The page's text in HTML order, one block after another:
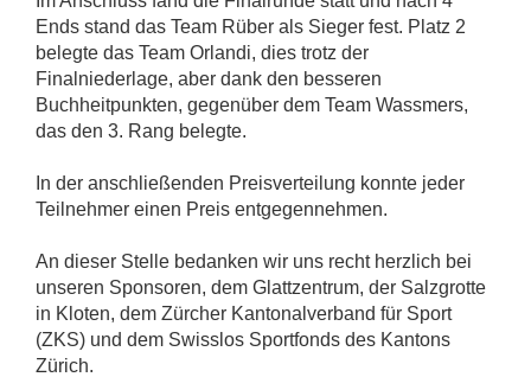
Ends stand das Team Rüber als Sieger fest. Platz 2
belegte das Team Orlandi, dies trotz der
Finalniederlage, aber dank den besseren
Buchheitpunkten, gegenüber dem Team Wassmers,
das den 3. Rang belegte.
In der anschließenden Preisverteilung konnte jeder
Teilnehmer einen Preis entgegennehmen.
An dieser Stelle bedanken wir uns recht herzlich bei
unseren Sponsoren, dem Glattzentrum, der Salzgrotte
in Kloten, dem Zürcher Kantonalverband für Sport
(ZKS) und dem Swisslos Sportfonds des Kantons
Zürich.